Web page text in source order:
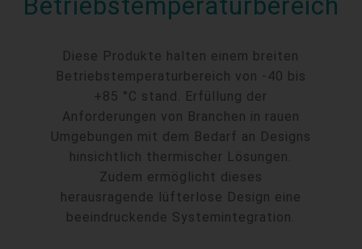
Diese Produkte halten einem breiten
Betriebstemperaturbereich von -40 bis
+85 °C stand. Erfüllung der
Anforderungen von Branchen in rauen
Umgebungen mit dem Bedarf an Designs
hinsichtlich thermischer Lösungen.
Zudem ermöglicht dieses
herausragende lüfterlose Design eine
beeindruckende Systemintegration.